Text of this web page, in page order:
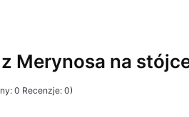
Merynosa na
0 Recenzje: 0)